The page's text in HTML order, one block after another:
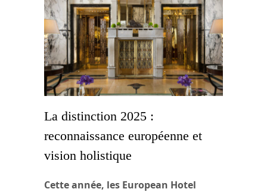
La distinction 2025 :
reconnaissance européenne et
vision holistique
Cette année, les European Hotel